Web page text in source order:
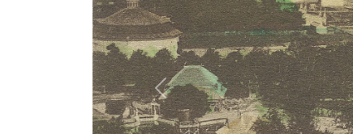
Previous